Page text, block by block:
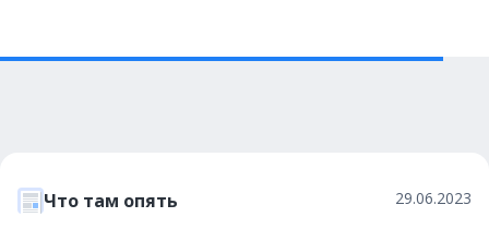
Что там опять 29.06.2023